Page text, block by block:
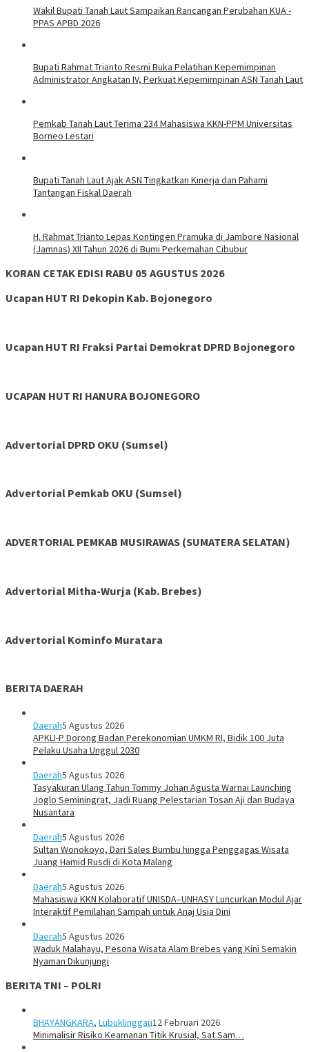
Wakil Bupati Tanah Laut Sampaikan Rancangan Perubahan KUA -
PPAS APBD 2026
Bupati Rahmat Trianto Resmi Buka Pelatihan Kepemimpinan
Administrator Angkatan IV, Perkuat Kepemimpinan ASN Tanah Laut
Pemkab Tanah Laut Terima 234 Mahasiswa KKN-PPM Universitas
Borneo Lestari
Bupati Tanah Laut Ajak ASN Tingkatkan Kinerja dan Pahami
Tantangan Fiskal Daerah
H. Rahmat Trianto Lepas Kontingen Pramuka di Jambore Nasional
(Jamnas) XII Tahun 2026 di Bumi Perkemahan Cibubur
KORAN CETAK EDISI RABU 05 AGUSTUS 2026
Ucapan HUT RI Dekopin Kab. Bojonegoro
Ucapan HUT RI Fraksi Partai Demokrat DPRD Bojonegoro
UCAPAN HUT RI HANURA BOJONEGORO
Advertorial DPRD OKU (Sumsel)
Advertorial Pemkab OKU (Sumsel)
ADVERTORIAL PEMKAB MUSIRAWAS (SUMATERA SELATAN)
Advertorial Mitha-Wurja (Kab. Brebes)
Advertorial Kominfo Muratara
BERITA DAERAH
Daerah5 Agustus 2026
APKLI-P Dorong Badan Perekonomian UMKM RI, Bidik 100 Juta
Pelaku Usaha Unggul 2030
Daerah5 Agustus 2026
Tasyakuran Ulang Tahun Tommy Johan Agusta Warnai Launching
Joglo Seminingrat, Jadi Ruang Pelestarian Tosan Aji dan Budaya
Nusantara
Daerah5 Agustus 2026
Sultan Wonokoyo, Dari Sales Bumbu hingga Penggagas Wisata
Juang Hamid Rusdi di Kota Malang
Daerah5 Agustus 2026
Mahasiswa KKN Kolaboratif UNISDA–UNHASY Luncurkan Modul Ajar
Interaktif Pemilahan Sampah untuk Anaj Usia Dini
Daerah5 Agustus 2026
Waduk Malahayu, Pesona Wisata Alam Brebes yang Kini Semakin
Nyaman Dikunjungi
BERITA TNI – POLRI
BHAYANGKARA, Lubuklinggau12 Februari 2026
Minimalisir Risiko Keamanan Titik Krusial, Sat Sam…